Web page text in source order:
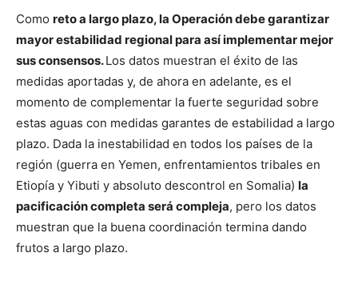
Como reto a largo plazo, la Operación debe garantizar
mayor estabilidad regional para así implementar mejor
sus consensos.Los datos muestran el éxito de las
medidas aportadas y, de ahora en adelante, es el
momento de complementar la fuerte seguridad sobre
estas aguas con medidas garantes de estabilidad a largo
plazo. Dada la inestabilidad en todos los países de la
región (guerra en Yemen, enfrentamientos tribales en
Etiopía y Yibuti y absoluto descontrol en Somalia) la
pacificación completa será compleja, pero los datos
muestran que la buena coordinación termina dando
frutos a largo plazo.